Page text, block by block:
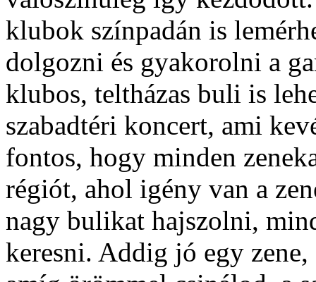
klubok színpadán is
dolgozni és gyakorolni a
klubos, teltházas buli is
szabadtéri koncert, ami
fontos, hogy minden
régiót, ahol igény van a
nagy bulikat hajszolni,
keresni. Addig jó egy